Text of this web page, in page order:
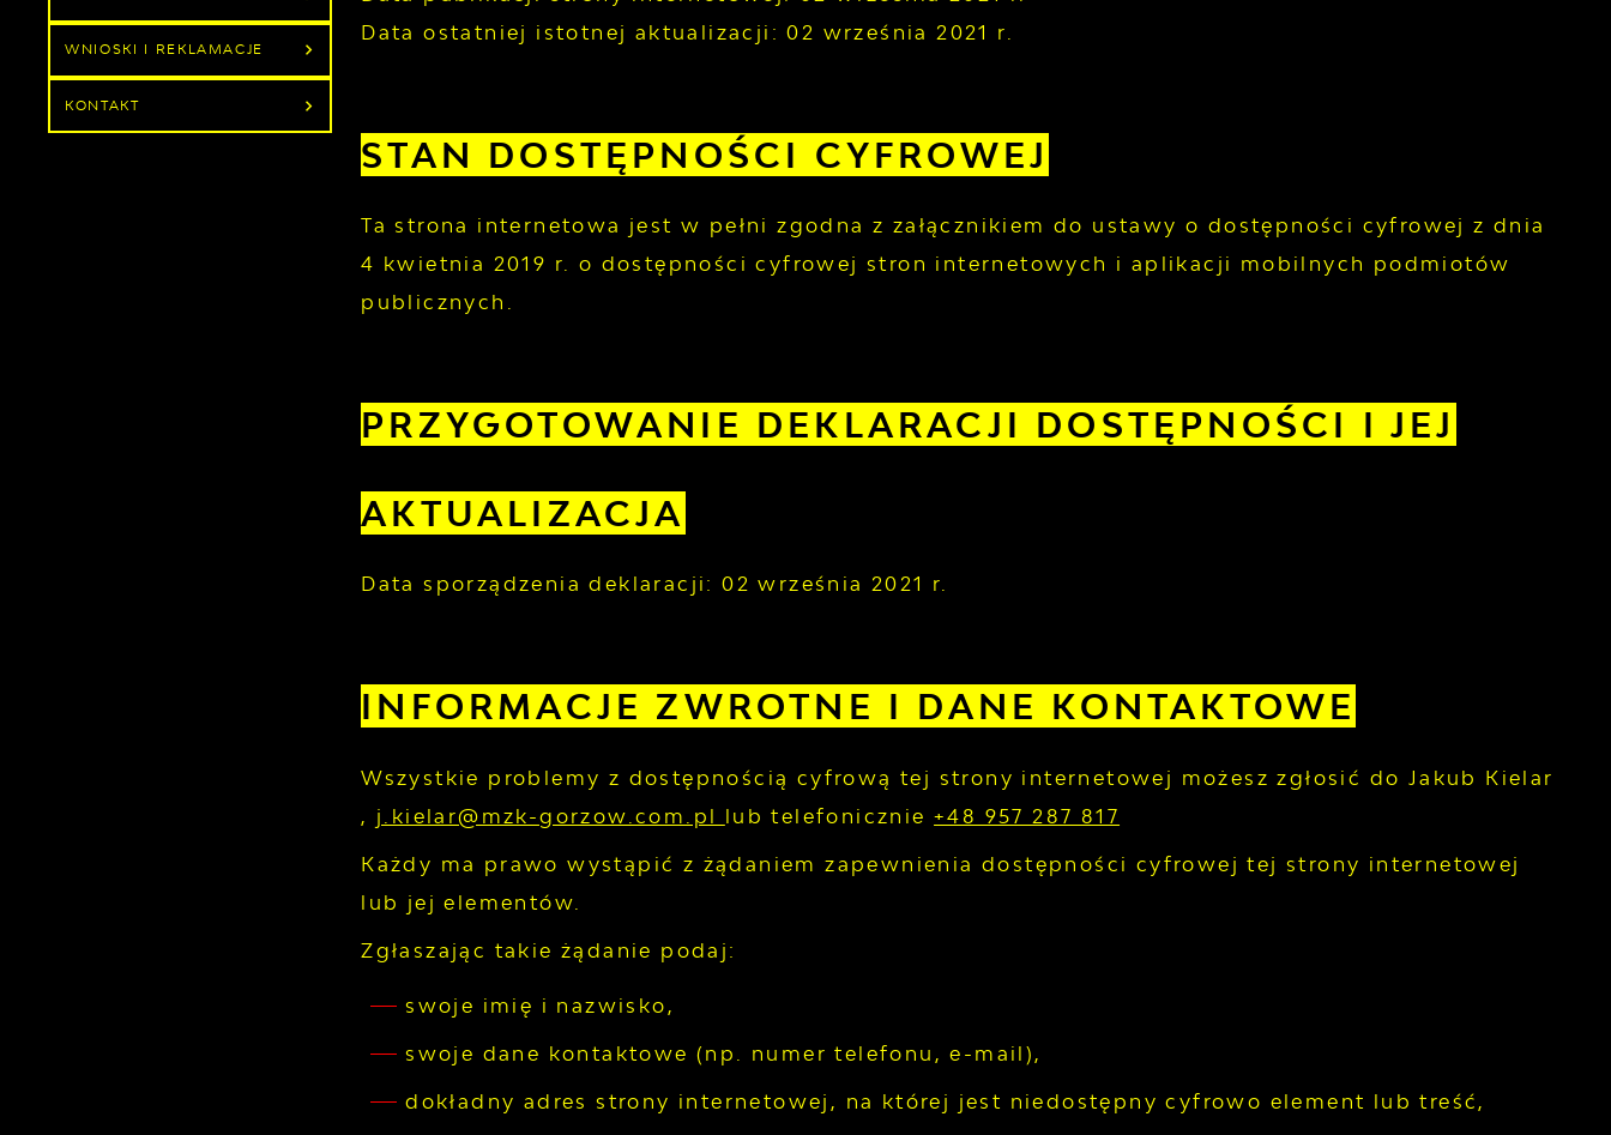
WNIOSKI I REKLAMACJE
KONTAKT
Data ostatniej istotnej aktualizacji:02 września 2021 r.
STAN DOSTĘPNOŚCI CYFROWEJ
Ta strona internetowa jest w pełni zgodna z załącznikiem do ustawy o dostępności cyfrowej z dnia
4 kwietnia 2019 r. o dostępności cyfrowej stron internetowych i aplikacji mobilnych podmiotów
publicznych.
PRZYGOTOWANIE DEKLARACJI DOSTĘPNOŚCI I JEJ
AKTUALIZACJA
Data sporządzenia deklaracji:02 września 2021 r.
INFORMACJE ZWROTNE I DANE KONTAKTOWE
Wszystkie problemy z dostępnością cyfrową tej strony internetowej możesz zgłosić do Jakub Kielar
, j.kielar@mzk-gorzow.com.pl lub telefonicznie+48 957 287 817
Każdy ma prawo wystąpić z żądaniem zapewnienia dostępności cyfrowej tej strony internetowej
lub jej elementów.
Zgłaszając takie żądanie podaj:
swoje imię i nazwisko,
swoje dane kontaktowe (np. numer telefonu, e-mail),
dokładny adres strony internetowej, na której jest niedostępny cyfrowo element lub treść,